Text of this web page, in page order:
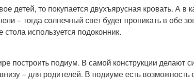
детей, то покупается двухъярусная кровать. А в
– тогда солнечный свет будет проникать в обе
стола используется подоконник.
построить подиум. В самой конструкции делают
– для родителей. В подиуме есть возможность